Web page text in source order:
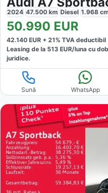
2024 47.500 km Diesel 1.968
50.990 EUR
42.140 EUR + 21% TVA deductibil
Leasing de la 513 EUR/luna cu
juridice.
Sună WhatsApp